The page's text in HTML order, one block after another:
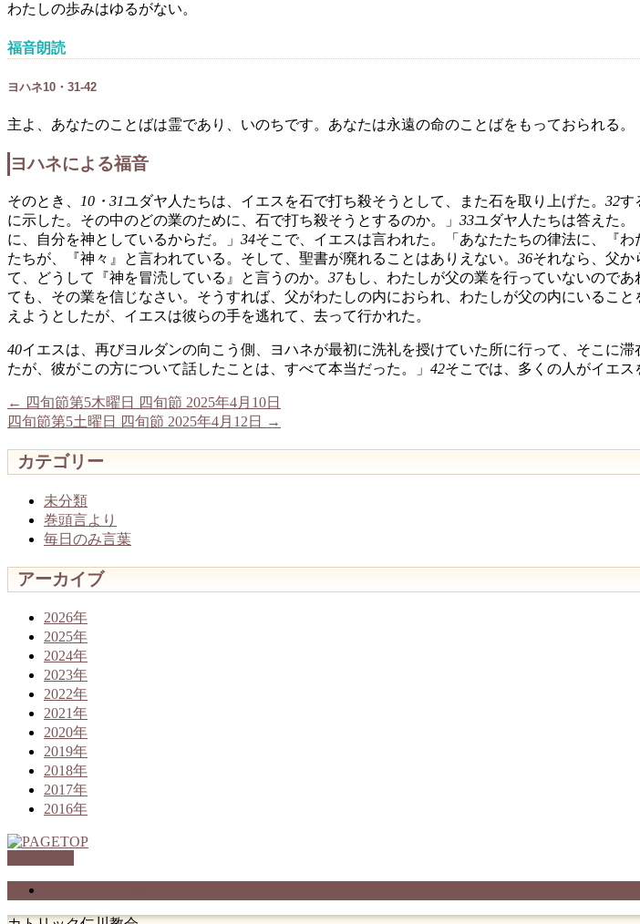
わたしの歩みはゆるがない。
福音朗読
ヨハネ10・31-42
主よ、あなたのことばは霊であり、いのちです。あなたは永遠の命のことばをもっておられる。
ヨハネによる福音
そのとき、 10・31ユダヤ人たちは、イエスを石で打ち殺そうとして、また石を取り上げた。 32す
に示した。その中のどの業のために、石で打ち殺そうとするのか。」 33ユダヤ人たちは答えた
に、自分を神としているからだ。」 34そこで、イエスは言われた。「あなたたちの律法に、『
たちが、『神々』と言われている。そして、聖書が廃れることはありえない。 36それなら、父か
て、どうして『神を冒涜している』と言うのか。 37もし、わたしが父の業を行っていないのであ
ても、その業を信じなさい。そうすれば、父がわたしの内におられ、わたしが父の内にいること
えようとしたが、イエスは彼らの手を逃れて、去って行かれた。
40イエスは、再びヨルダンの向こう側、ヨハネが最初に洗礼を授けていた所に行って、そこに滞
たが、彼がこの方について話したことは、すべて本当だった。」 42そこでは、多くの人がイエス
← 四旬節第5木曜日 四旬節 2025年4月10日
四旬節第5土曜日 四旬節 2025年4月12日
→
カテゴリー
未分類
巻頭言より
毎日のみ言葉
アーカイブ
2026年
2025年
2024年
2023年
2022年
2021年
2020年
2019年
2018年
2017年
2016年